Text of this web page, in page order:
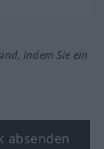
indem Sie ein
absenden